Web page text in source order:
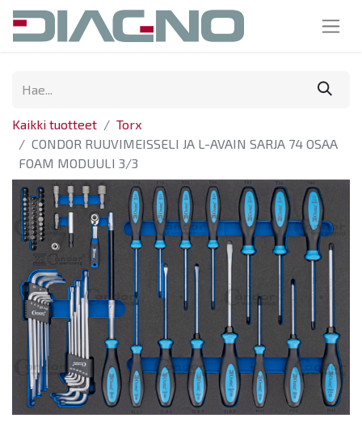
Kaikki tuotteet
Torx
CONDOR RUUVIMEISSELI JA L-AVAIN SARJA 74 OSAA
FOAM MODUULI 3/3